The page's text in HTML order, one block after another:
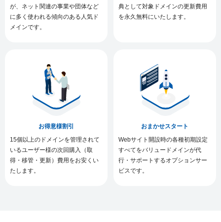
が、ネット関連の事業や団体など
に多く使われる傾向のある人気ド
メインです。
典として対象ドメインの更新費用
を永久無料にいたします。
お得意様割引
15個以上のドメインを管理されて
いるユーザー様の次回購入（取
得・移管・更新）費用をお安くい
たします。
おまかせスタート
Webサイト開設時の各種初期設定
すべてをバリュードメインが代
行・サポートするオプションサー
ビスです。